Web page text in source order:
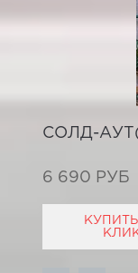
СОЛД-
6 690 РУБ
КУПИТЬ